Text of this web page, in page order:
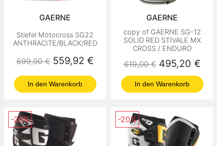
GAERNE
Stiefel Motocross SG22
ANTHRACITE/BLACK/RED
Normaler Preis
699,90 € Preis
559,92 €
In den Warenkorb
GAERNE
copy of GAERNE SG-12
SOLID RED STIVALE MX
CROSS / ENDURO
Normaler Preis
619,00 € Preis
495,20 €
In den Warenkorb
-20% -20%